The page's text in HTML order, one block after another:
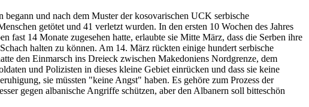
und nach dem Muster der kosovarischen UCK serbische
getötet und 41 verletzt wurden. In den ersten 10 Wochen des Jahres
14 Monate zugesehen hatte, erlaubte sie Mitte März, dass die Serben ihre
halten zu können. Am 14. März rückten einige hundert serbische
den Einmarsch ins Dreieck zwischen Makedoniens Nordgrenze, dem
und Polizisten in dieses kleine Gebiet einrücken und dass sie keine
sie müssten "keine Angst" haben. Es gehöre zum Prozess der
gegen albanische Angriffe schützen, aber den Albanern soll bitteschön